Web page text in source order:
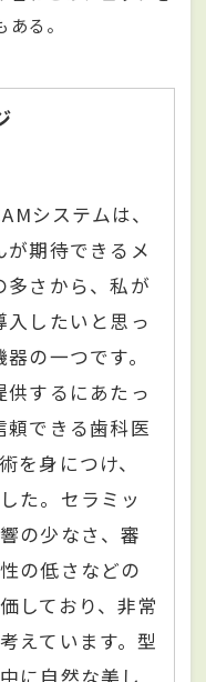
る。
システムは、
が期待できるメ
多さから、私が
入したいと思っ
の一つです。
供するにあたっ
頼できる歯科医
を身につけ、
た。セラミッ
の少なさ、審
の低さなどの
しており、非常
えています。型